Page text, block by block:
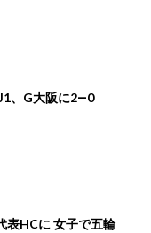
、G大阪に2―0
表HCに 女子で五輪